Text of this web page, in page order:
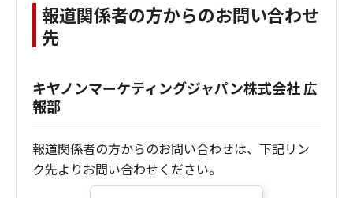
報道関係者の方からのお問い合わせ
先
キヤノンマーケティングジャパン株式会社 広
報部
報道関係者の方からのお問い合わせは、下記リン
ク先よりお問い合わせください。